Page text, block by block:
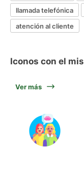
llamada telefónica
atención al cliente
Iconos con el
Ver más